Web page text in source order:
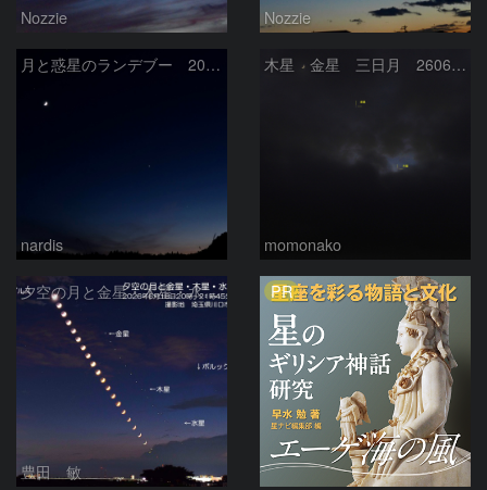
Nozzie Nozzie
月と惑星のランデブー 2026/06/19
nardis
木星 金星 三日月 260618
momonako
夕空の月と金星・木星・水星の接近 2026/6/18
豊田 敏
PR